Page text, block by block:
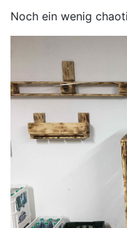
Noch ein wenig